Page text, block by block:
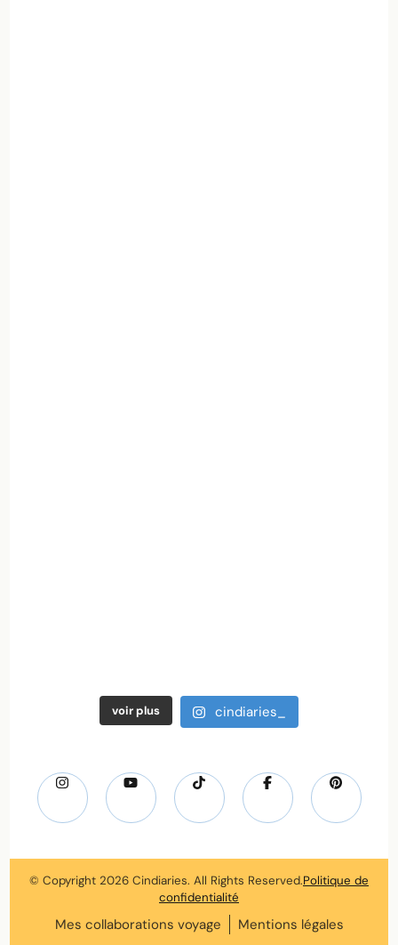
voir plus cindiaries_
© Copyright 2026 Cindiaries. All Rights Reserved.Politique de
confidentialité
Mes collaborations voyage Mentions légales